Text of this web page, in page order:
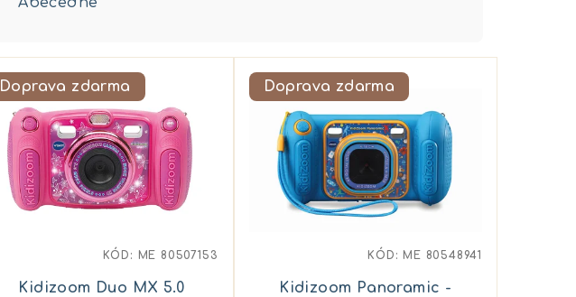
Doprava zdarma
Kidizoom Duo MX 5.0
KÓD: ME 80507153
Doprava zdarma
Kidizoom Panoramic -
KÓD: ME 80548941